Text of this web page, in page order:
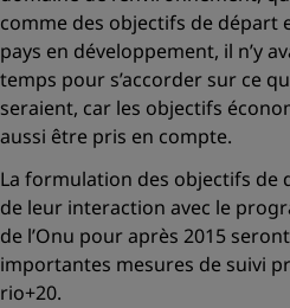
comme des objectifs de départ
pays en développement, il n’y
temps pour s’accorder sur ce
seraient, car les objectifs
aussi être pris en compte.
La formulation des objectifs de
de leur interaction avec le
de l’Onu pour après 2015
importantes mesures de suivi
rio+20.